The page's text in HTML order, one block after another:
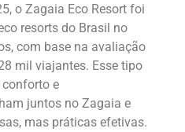
o Zagaia Eco Resort foi
resorts do Brasil no
com base na avaliação
mil viajantes. Esse tipo
e
juntos no Zagaia e
mas práticas efetivas.